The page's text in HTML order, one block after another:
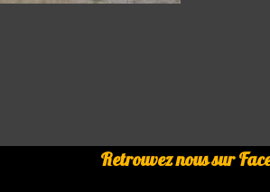
Retrouvez nous sur